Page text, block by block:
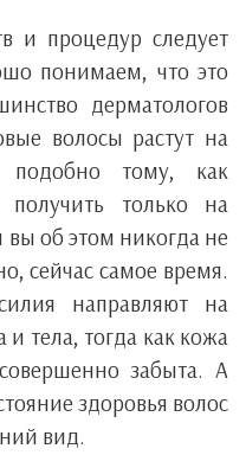
и процедур следует
понимаем, что это
дерматологов
волосы растут на
подобно тому, как
только на
об этом никогда не
сейчас самое время.
направляют на
тела, тогда как кожа
забыта. А
здоровья волос
вид.